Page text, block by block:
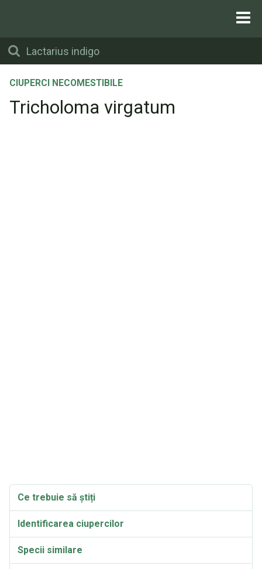
CIUPERCI NECOMESTIBILE
Tricholoma virgatum
Ce trebuie să știți
Identificarea ciupercilor
Specii similare